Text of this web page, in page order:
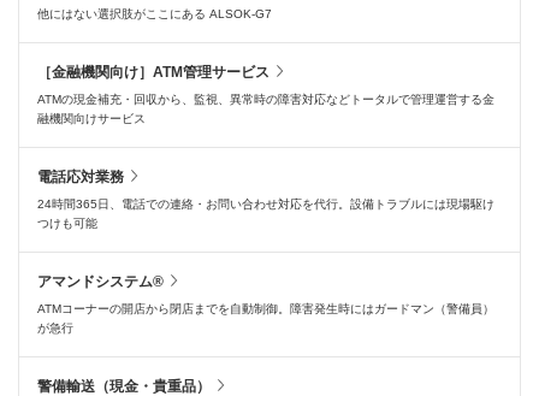
他にはない選択肢がここにある ALSOK-G7
［金融機関向け］ATM管理サービス
ATMの現金補充・回収から、監視、異常時の障害対応などトータルで管理運営する金
融機関向けサービス
電話応対業務
24時間365日、電話での連絡・お問い合わせ対応を代行。設備トラブルには現場駆け
つけも可能
アマンドシステム®
ATMコーナーの開店から閉店までを自動制御。障害発生時にはガードマン（警備員）
が急行
警備輸送（現金・貴重品）